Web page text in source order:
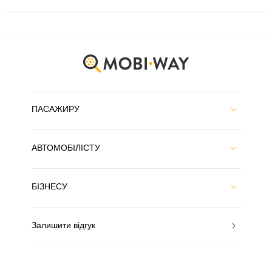
ПАСАЖИРУ
АВТОМОБІЛІСТУ
БІЗНЕСУ
Залишити відгук